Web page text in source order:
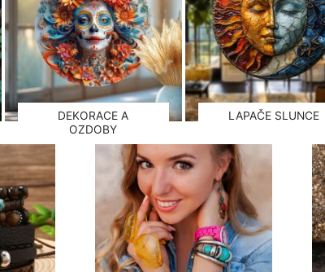
DEKORACE A
OZDOBY
LAPAČE SLUNCE